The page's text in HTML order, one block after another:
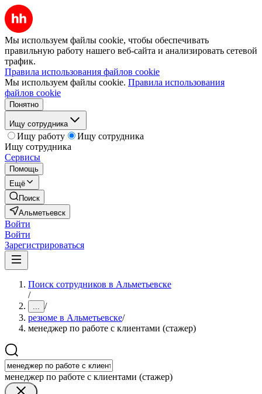
Мы используем файлы cookie, чтобы обеспечивать
правильную работу нашего веб-сайта и анализировать сетевой
трафик.
Правила использования файлов cookie
Мы используем файлы cookie. Правила использования
файлов cookie
Понятно
Ищу сотрудника
Ищу работу
Ищу сотрудника
Ищу сотрудника
Сервисы
Помощь
Ещё
Поиск
Альметьевск
Войти
Войти
Зарегистрироваться
Поиск сотрудников в Альметьевске
/
... /
резюме в Альметьевске/
менеджер по работе с клиентами (стажер)
менеджер по работе с клиентами (стажер)